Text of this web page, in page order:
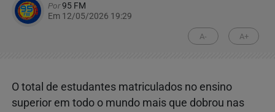
Por95 FM
Em 12/05/2026 19:29
A- A+
O total de estudantes matriculados no ensino
superior em todo o mundo mais que dobrou nas